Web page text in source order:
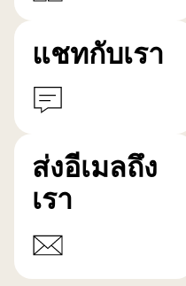
แชทกับเรา
ส่งอีเมลถึง
เรา